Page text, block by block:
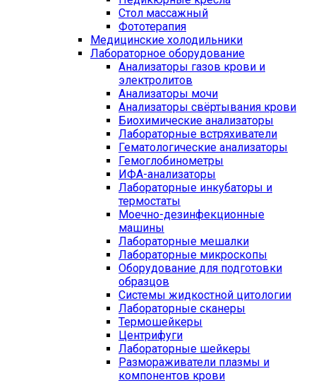
Стол массажный
Фототерапия
Медицинские холодильники
Лабораторное оборудование
Анализаторы газов крови и
электролитов
Анализаторы мочи
Анализаторы свёртывания крови
Биохимические анализаторы
Лабораторные встряхиватели
Гематологические анализаторы
Гемоглобинометры
ИФА-анализаторы
Лабораторные инкубаторы и
термостаты
Моечно-дезинфекционные
машины
Лабораторные мешалки
Лабораторные микроскопы
Оборудование для подготовки
образцов
Системы жидкостной цитологии
Лабораторные сканеры
Термошейкеры
Центрифуги
Лабораторные шейкеры
Размораживатели плазмы и
компонентов крови